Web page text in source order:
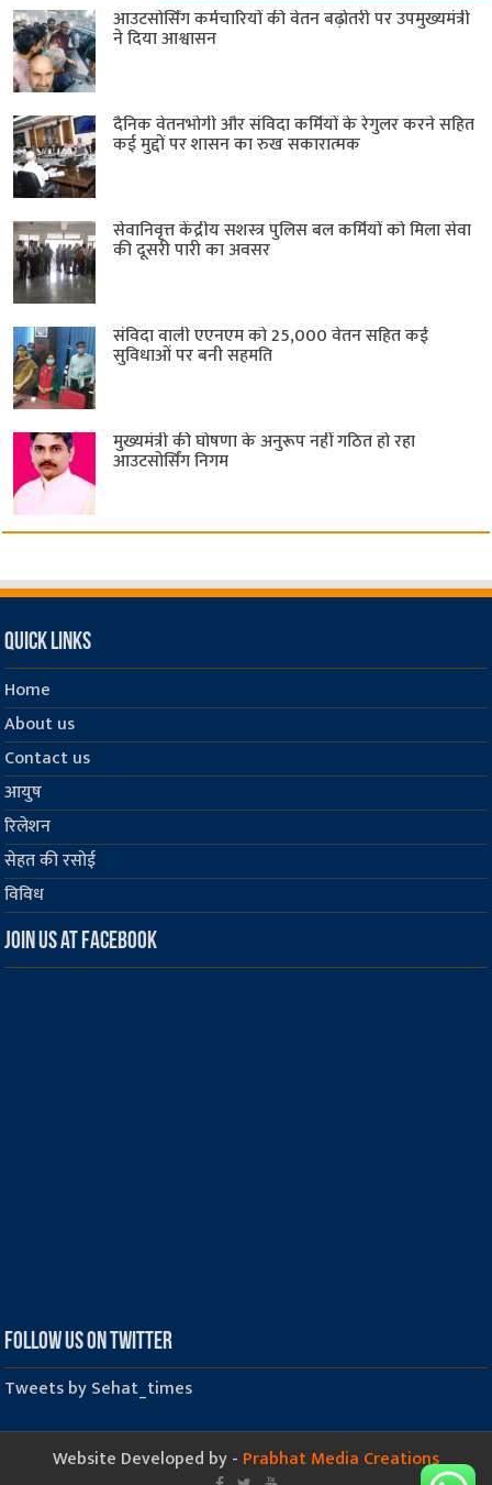
आउटसोर्सिंग कर्मचारियों की वेतन बढ़ोतरी पर उपमुख्यमंत्री
ने दिया आश्वासन
दैनिक वेतनभोगी और संविदा कर्मियों के रेगुलर करने सहित
कई मुद्दों पर शासन का रुख सकारात्मक
सेवानिवृत्त केंद्रीय सशस्त्र पुलिस बल ​कर्मियों को मिला सेवा
की दूसरी पारी का अवसर
संविदा वाली एएनएम को 25,000 वेतन सहित कई
सुविधाओं पर बनी सहमति
मुख्यमंत्री की घोषणा के अनुरूप नहीं गठित हो रहा
आउटसोर्सिंग निगम
Quick Links
Home
About us
Contact us
आयुष
रिलेशन
सेहत की रसोई
विविध
Join us at Facebook
Follow us on Twitter
Tweets by Sehat_times
Website Developed by - Prabhat Media Creations